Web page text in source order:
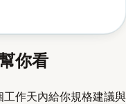
你看
作天內給你規格建議與